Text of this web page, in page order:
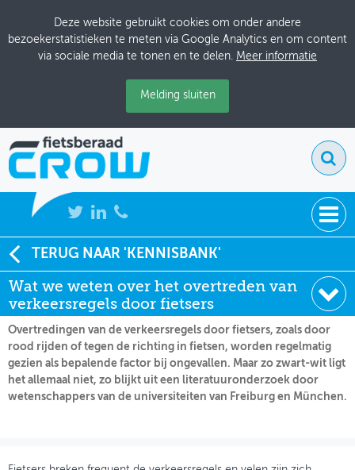
Deze website gebruikt cookies om onder andere
bezoekerstatistieken te meten via Google Analytics en om content
via sociale media te tonen en te delen. Meer informatie
Melding sluiten
NIEUWS
BIJEENKOMSTEN
KENNISBANK
ADRESSENBOEK
OVER FIETSBERAAD
TERUG NAAR 'KENNISBANK'
Wat we weten over het overtreden van
verkeersregels door fietsers
Soort:
Nieuws Fietsberaad
Datum:
09-07-2026
Overtredingen van de verkeersregels door fietsers, zoals door
rood rijden of tegen de richting in fietsen, worden regelmatig
gezien als bepalende factor bij ongevallen. Maar zo zwart-wit ligt
het allemaal niet, zo blijkt uit een literatuuronderzoek door
wetenschappers van de universiteiten van Freiburg en München.